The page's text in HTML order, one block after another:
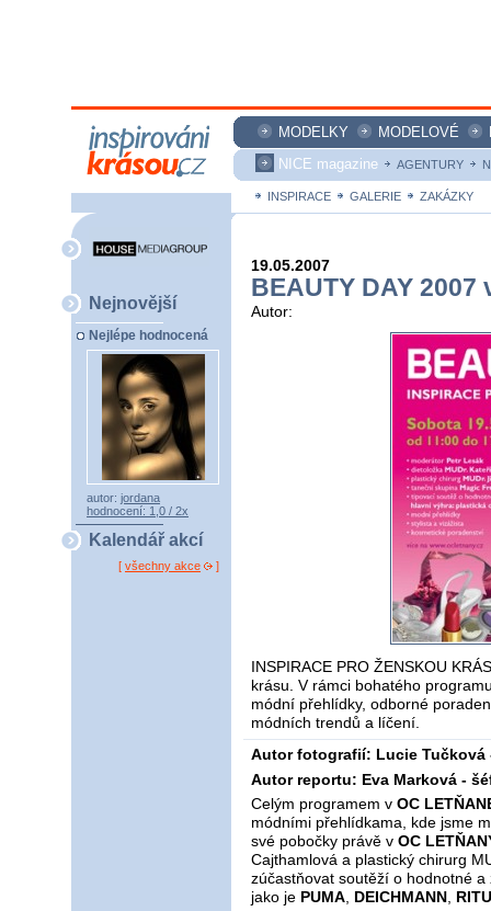
MODELKY MODELOVÉ
NICE magazine
AGENTURY
INSPIRACE GALERIE ZAKÁZKY
Nejnovější
Nejlépe hodnocená
autor: jordana
hodnocení: 1,0 / 2x
Kalendář akcí
[ všechny akce ]
19.05.2007
BEAUTY DAY 2007
Autor:
INSPIRACE PRO ŽENSKOU
krásu. V rámci bohatého
módní přehlídky, odborné
módních trendů a líčení.
Autor fotografií: Lucie Tučková
Autor reportu: Eva Marková -
Celým programem v OC
módními přehlídkama, kde jsme
své pobočky právě v OC
Cajthamlová a plastický chirurg
zúčastňovat soutěží o hodnotné
jako je PUMA, DEICHMANN,